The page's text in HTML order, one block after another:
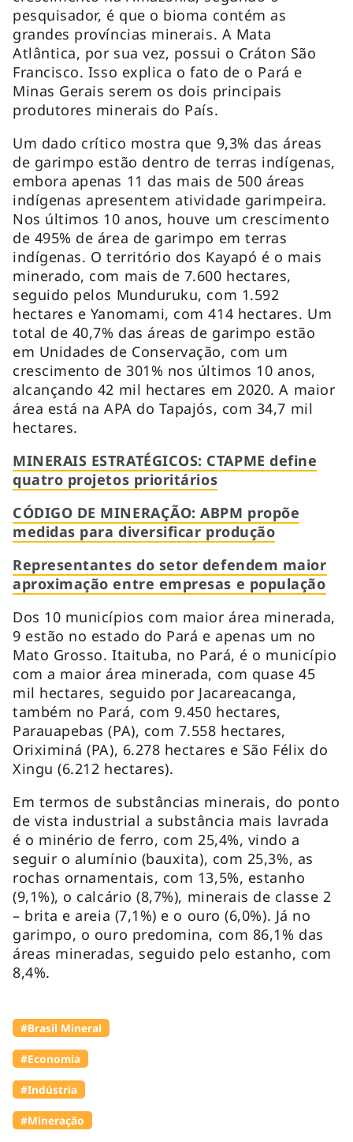
pesquisador, é que o bioma contém as
grandes províncias minerais. A Mata
Atlântica, por sua vez, possui o Cráton São
Francisco. Isso explica o fato de o Pará e
Minas Gerais serem os dois principais
produtores minerais do País.
Um dado crítico mostra que 9,3% das áreas
de garimpo estão dentro de terras indígenas,
embora apenas 11 das mais de 500 áreas
indígenas apresentem atividade garimpeira.
Nos últimos 10 anos, houve um crescimento
de 495% de área de garimpo em terras
indígenas. O território dos Kayapó é o mais
minerado, com mais de 7.600 hectares,
seguido pelos Munduruku, com 1.592
hectares e Yanomami, com 414 hectares. Um
total de 40,7% das áreas de garimpo estão
em Unidades de Conservação, com um
crescimento de 301% nos últimos 10 anos,
alcançando 42 mil hectares em 2020. A maior
área está na APA do Tapajós, com 34,7 mil
hectares.
MINERAIS ESTRATÉGICOS: CTAPME define
quatro projetos prioritários
CÓDIGO DE MINERAÇÃO: ABPM propõe
medidas para diversificar produção
Representantes do setor defendem maior
aproximação entre empresas e população
Dos 10 municípios com maior área minerada,
9 estão no estado do Pará e apenas um no
Mato Grosso. Itaituba, no Pará, é o município
com a maior área minerada, com quase 45
mil hectares, seguido por Jacareacanga,
também no Pará, com 9.450 hectares,
Parauapebas (PA), com 7.558 hectares,
Oriximiná (PA), 6.278 hectares e São Félix do
Xingu (6.212 hectares).
Em termos de substâncias minerais, do ponto
de vista industrial a substância mais lavrada
é o minério de ferro, com 25,4%, vindo a
seguir o alumínio (bauxita), com 25,3%, as
rochas ornamentais, com 13,5%, estanho
(9,1%), o calcário (8,7%), minerais de classe 2
– brita e areia (7,1%) e o ouro (6,0%). Já no
garimpo, o ouro predomina, com 86,1% das
áreas mineradas, seguido pelo estanho, com
8,4%.
#Brasil Mineral
#Economia
#Indústria
#Mineração